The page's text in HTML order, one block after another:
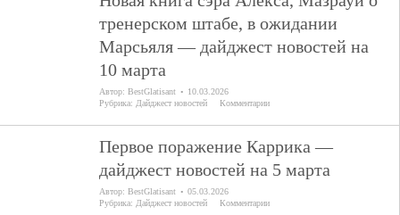
тренерском штабе, в ожидании
Марсьяля — дайджест новостей на
10 марта
Автор:BestGlatisant
10.03.2026
Рубрика: Дайджест новостей Комментарии
Первое поражение Каррика —
дайджест новостей на 5 марта
Автор:BestGlatisant
05.03.2026
Рубрика: Дайджест новостей Комментарии